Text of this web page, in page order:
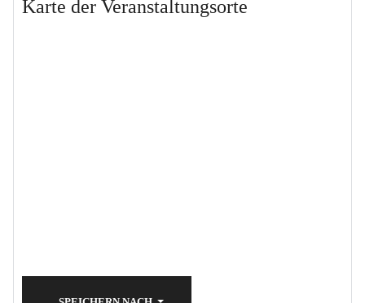
Karte der Veranstaltungsorte